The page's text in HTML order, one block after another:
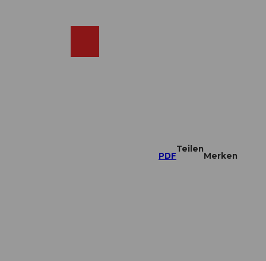
PDF
Teilen
Merken